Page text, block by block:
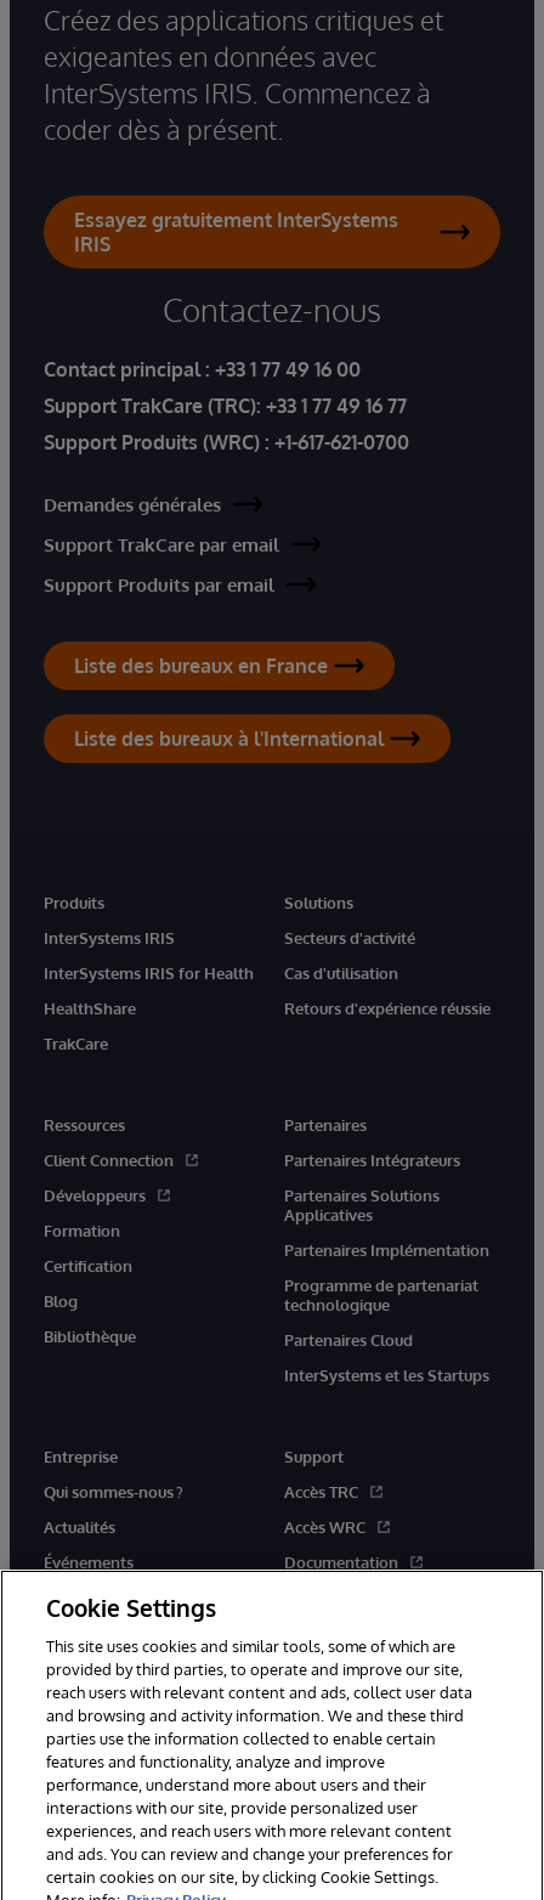
Créez des applications critiques et
exigeantes en données avec
InterSystems IRIS. Commencez à
coder dès à présent.
Essayez gratuitement InterSystems
IRIS
Contactez-nous
Contact principal : +33 1 77 49 16 00
Support TrakCare (TRC): +33 1 77 49 16 77
Support Produits (WRC) : +1-617-621-0700
Demandes générales
Support TrakCare par email
Support Produits par email
Liste des bureaux en France
Liste des bureaux à l'International
Produits
InterSystems IRIS
InterSystems IRIS for Health
HealthShare
TrakCare
Solutions
Secteurs d'activité
Cas d'utilisation
Retours d'expérience réussie
Ressources
Client Connection
Développeurs
Formation
Certification
Blog
Bibliothèque
Partenaires
Partenaires Intégrateurs
Partenaires Solutions
Applicatives
Partenaires Implémentation
Programme de partenariat
technologique
Partenaires Cloud
InterSystems et les Startups
Entreprise
Qui sommes-nous ?
Actualités
Événements
Rejoignez-nous
Support
Accès TRC
Accès WRC
Documentation
© 1996-2026 InterSystems Corporation, Boston, MA. Tous droits
réservés.
Mentions légales
Déclaration de confidentialité d'InterSystems Corporation
Garantie
Accessibilité
Cookie Settings
This site uses cookies and similar tools, some of which are
provided by third parties, to operate and improve our site,
reach users with relevant content and ads, collect user data
and browsing and activity information. We and these third
parties use the information collected to enable certain
features and functionality, analyze and improve
performance, understand more about users and their
interactions with our site, provide personalized user
experiences, and reach users with more relevant content
and ads. You can review and change your preferences for
certain cookies on our site, by clicking Cookie Settings.